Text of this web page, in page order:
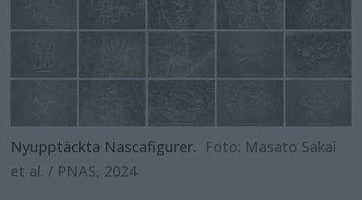
Nyupptäckta Nascafigurer. Foto: Masato Sakai
et al. / PNAS, 2024